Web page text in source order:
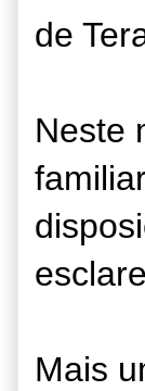
de
Neste
Mais